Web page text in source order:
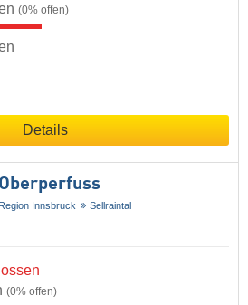
(0% offen)
Details
Region Innsbruck Sellraintal
(0% offen)